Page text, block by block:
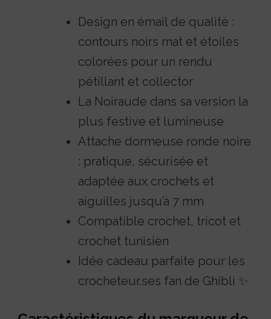
Design en émail de qualité :
contours noirs mat et étoiles
colorées pour un rendu
pétillant et collector
La Noiraude dans sa version la
plus festive et lumineuse
Attache dormeuse ronde noire
: pratique, sécurisée et
adaptée aux crochets et
aiguilles jusqu’à 7 mm
Compatible crochet, tricot et
crochet tunisien
Idée cadeau parfaite pour les
crocheteur.ses fan de Ghibli ✨